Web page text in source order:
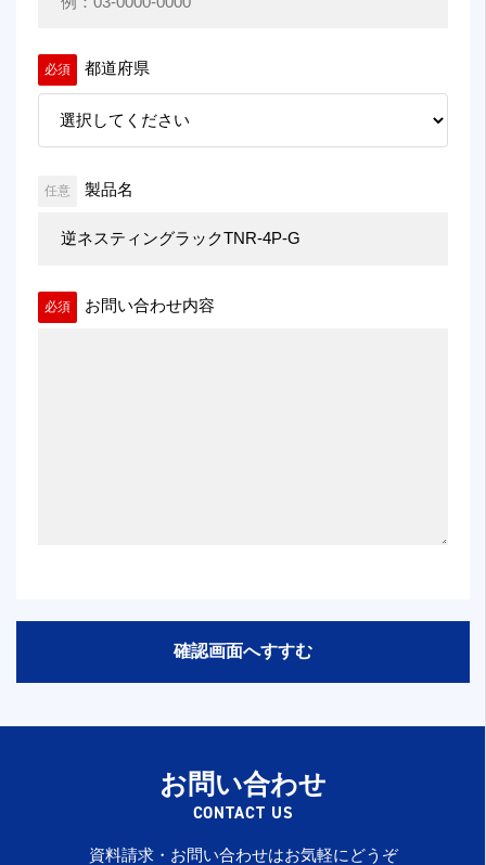
必須 都道府県
任意 製品名
必須 お問い合わせ内容
お問い合わせ
CONTACT US
資料請求・お問い合わせはお気軽にどうぞ